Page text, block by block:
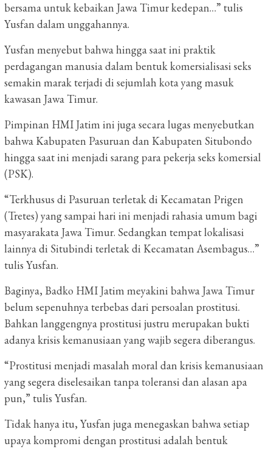
bersama untuk kebaikan Jawa Timur kedepan…” tulis
Yusfan dalam unggahannya.
Yusfan menyebut bahwa hingga saat ini praktik
perdagangan manusia dalam bentuk komersialisasi seks
semakin marak terjadi di sejumlah kota yang masuk
kawasan Jawa Timur.
Pimpinan HMI Jatim ini juga secara lugas menyebutkan
bahwa Kabupaten Pasuruan dan Kabupaten Situbondo
hingga saat ini menjadi sarang para pekerja seks komersial
(PSK).
“Terkhusus di Pasuruan terletak di Kecamatan Prigen
(Tretes) yang sampai hari ini menjadi rahasia umum bagi
masyarakata Jawa Timur. Sedangkan tempat lokalisasi
lainnya di Situbindi terletak di Kecamatan Asembagus…”
tulis Yusfan.
Baginya, Badko HMI Jatim meyakini bahwa Jawa Timur
belum sepenuhnya terbebas dari persoalan prostitusi.
Bahkan langgengnya prostitusi justru merupakan bukti
adanya krisis kemanusiaan yang wajib segera diberangus.
“Prostitusi menjadi masalah moral dan krisis kemanusiaan
yang segera diselesaikan tanpa toleransi dan alasan apa
pun,” tulis Yusfan.
Tidak hanya itu, Yusfan juga menegaskan bahwa setiap
upaya kompromi dengan prostitusi adalah bentuk